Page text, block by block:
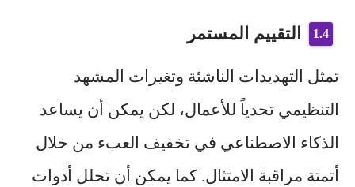
التقييم المستمر
تمثل التهديدات الناشئة وتغيرات المشهد
التنظيمي تحدياً للأعمال، لكن يمكن أن يساعد
الذكاء الاصطناعي في تخفيف العبء من خلال
أتمتة مراقبة الامتثال. كما يمكن أن تحلل أدوات